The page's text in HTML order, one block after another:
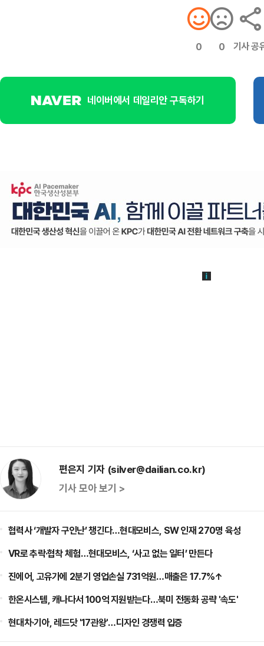
0 0 기사 공
네이버에서 데일리안 구독하기
편은지 기자 (silver@dailian.co.kr)
기사 모아 보기 >
협력사 ‘개발자 구인난’ 챙긴다…현대모비스, SW 인재 270명 육성
VR로 추락·협착 체험…현대모비스, ‘사고 없는 일터’ 만든다
진에어, 고유가에 2분기 영업손실 731억원…매출은 17.7%↑
한온시스템, 캐나다서 100억 지원받는다…북미 전동화 공략 '속도'
현대차·기아, 레드닷 '17관왕'…디자인 경쟁력 입증